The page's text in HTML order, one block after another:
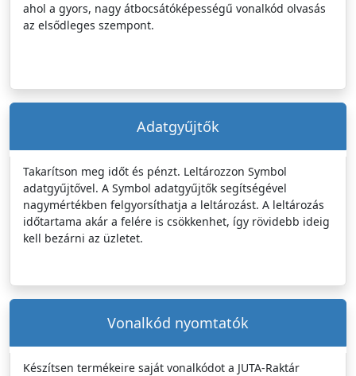
ahol a gyors, nagy átbocsátóképességű vonalkód olvasás
az elsődleges szempont.
Adatgyűjtők
Takarítson meg időt és pénzt. Leltározzon Symbol
adatgyűjtővel. A Symbol adatgyűjtők segítségével
nagymértékben felgyorsíthatja a leltározást. A leltározás
időtartama akár a felére is csökkenhet, így rövidebb ideig
kell bezárni az üzletet.
Vonalkód nyomtatók
Készítsen termékeire saját vonalkódot a JUTA-Raktár